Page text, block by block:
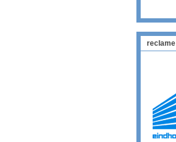
reclame